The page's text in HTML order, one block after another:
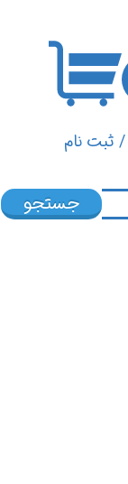
/ ثبت نام
جستجو